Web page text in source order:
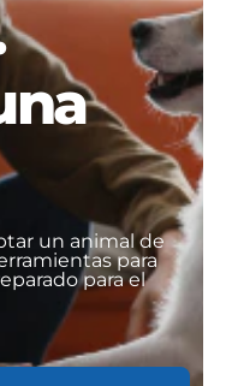
un animal de
para
para el